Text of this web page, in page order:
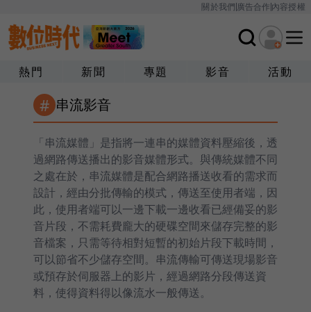
關於我們廣告合作內容授權
熱門 新聞 專題 影音 活動
# 串流影音
「串流媒體」是指將一連串的媒體資料壓縮後，透
過網路傳送播出的影音媒體形式。與傳統媒體不同
之處在於，串流媒體是配合網路播送收看的需求而
設計，經由分批傳輸的模式，傳送至使用者端，因
此，使用者端可以一邊下載一邊收看已經備妥的影
音片段，不需耗費龐大的硬碟空間來儲存完整的影
音檔案，只需等待相對短暫的初始片段下載時間，
可以節省不少儲存空間。串流傳輸可傳送現場影音
或預存於伺服器上的影片，經過網路分段傳送資
料，使得資料得以像流水一般傳送。